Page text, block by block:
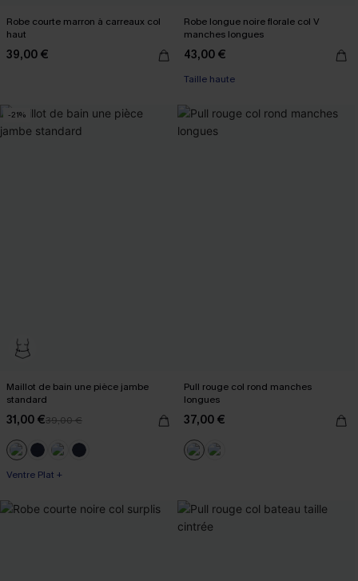
Robe courte marron à carreaux col
haut
39,00 €
Robe longue noire florale col V
manches longues
43,00 €
Taille haute
-21%
Maillot de bain une pièce jambe
standard
31,00 €39,00 €
Ventre Plat +
Pull rouge col rond manches
longues
37,00 €